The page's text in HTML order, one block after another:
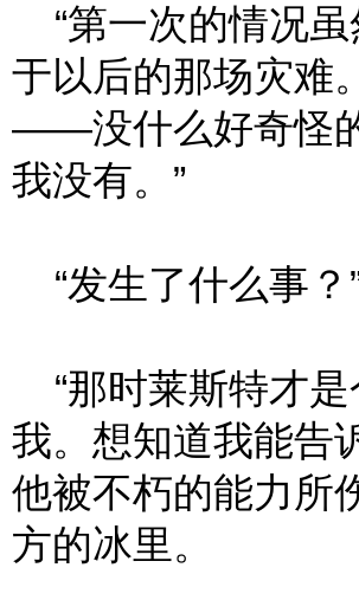
“第一次的情况虽
于以后的那场灾
——没什么好奇怪
我没有。”
“发生了什么事？
“那时莱斯特才是
我。想知道我能告
他被不朽的能力所
方的冰里。